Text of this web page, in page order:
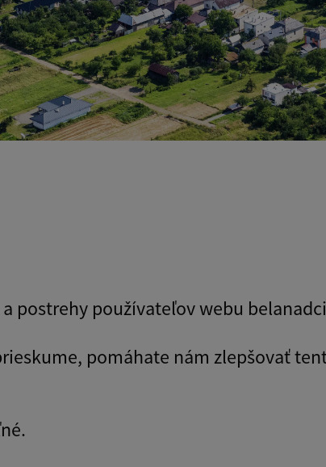
postrehy používateľov webu
pomáhate nám zlepšovať